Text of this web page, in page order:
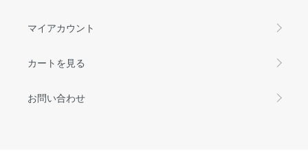
マイアカウント
カートを見る
お問い合わせ